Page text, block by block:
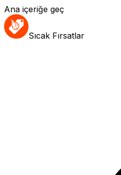
Ana içeriğe geç
Sıcak Fırsatlar